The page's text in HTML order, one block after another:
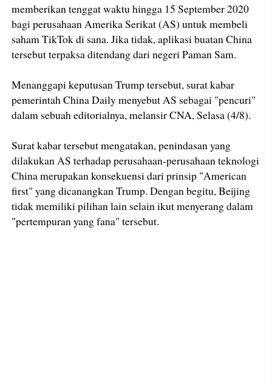
memberikan tenggat waktu hingga 15 September 2020
bagi perusahaan Amerika Serikat (AS) untuk membeli
saham TikTok di sana. Jika tidak, aplikasi buatan China
tersebut terpaksa ditendang dari negeri Paman Sam.
Menanggapi keputusan Trump tersebut, surat kabar
pemerintah China Daily menyebut AS sebagai "pencuri"
dalam sebuah editorialnya, melansir CNA, Selasa (4/8).
Surat kabar tersebut mengatakan, penindasan yang
dilakukan AS terhadap perusahaan-perusahaan teknologi
China merupakan konsekuensi dari prinsip "American
first" yang dicanangkan Trump. Dengan begitu, Beijing
tidak memiliki pilihan lain selain ikut menyerang dalam
"pertempuran yang fana" tersebut.